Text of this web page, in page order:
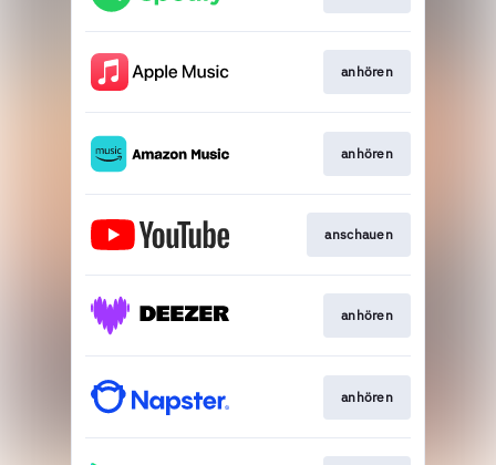
anhören
anhören
anschauen
anhören
anhören